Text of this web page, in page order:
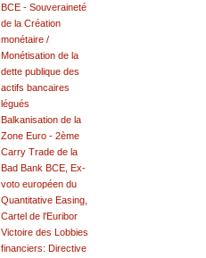
BCE - Souveraineté
de la Création
monétaire /
Monétisation de la
dette publique des
actifs bancaires
légués
Balkanisation de la
Zone Euro - 2ème
Carry Trade de la
Bad Bank BCE, Ex-
voto européen du
Quantitative Easing,
Cartel de l'Euribor
Victoire des Lobbies
financiers: Directive